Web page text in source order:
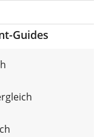
Guides